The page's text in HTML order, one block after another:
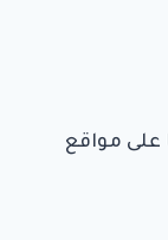
على مواقع